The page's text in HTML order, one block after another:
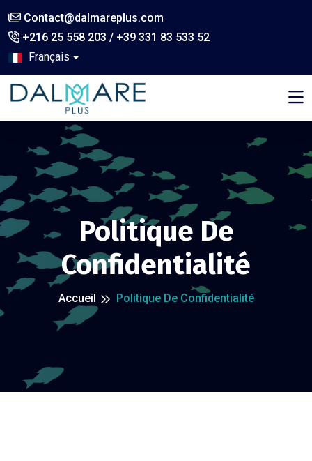
Contact@dalmareplus.com
+216 25 558 203 / +39 331 83 533 52
Français
,
Politique De
Confidentialité
Accueil Politique De Confidentialité